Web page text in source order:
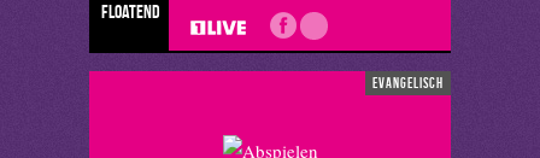
floatend
evangelisch